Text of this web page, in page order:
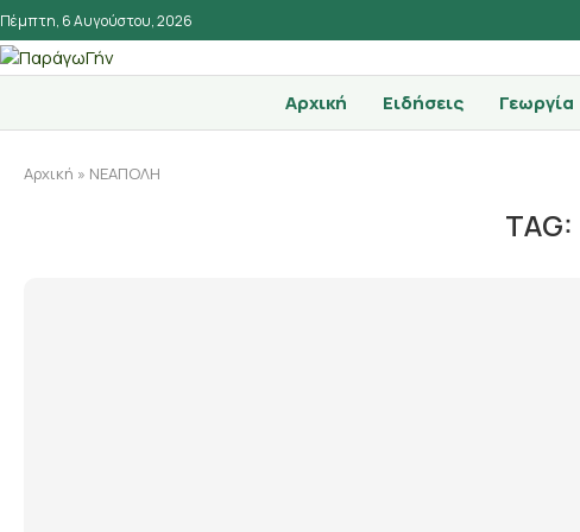
Πέμπτη, 6 Αυγούστου, 2026
Αρχική Ειδήσεις Γεωργία
Αρχική » ΝΕΑΠΟΛΗ
TAG: